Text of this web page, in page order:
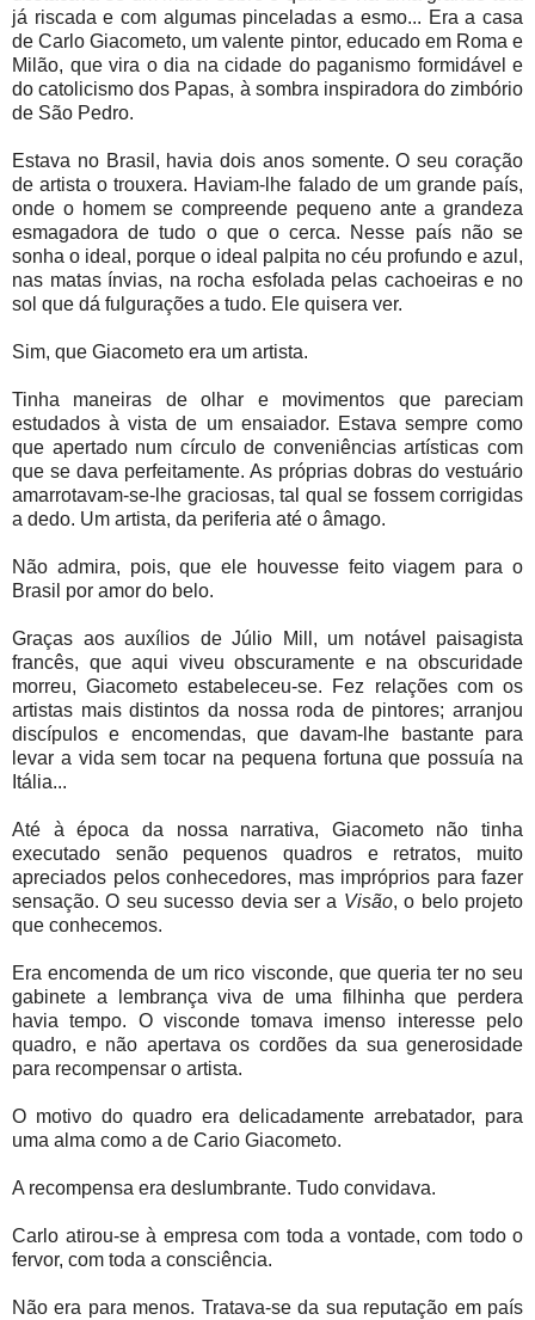
já riscada e com algumas pinceladas a esmo... Era a casa
de Carlo Giacometo, um valente pintor, educado em Roma e
Milão, que vira o dia na cidade do paganismo formidável e
do catolicismo dos Papas, à sombra inspiradora do zimbório
de São Pedro.
Estava no Brasil, havia dois anos somente. O seu coração
de artista o trouxera. Haviam-lhe falado de um grande país,
onde o homem se compreende pequeno ante a grandeza
esmagadora de tudo o que o cerca. Nesse país não se
sonha o ideal, porque o ideal palpita no céu profundo e azul,
nas matas ínvias, na rocha esfolada pelas cachoeiras e no
sol que dá fulgurações a tudo. Ele quisera ver.
Sim, que Giacometo era um artista.
Tinha maneiras de olhar e movimentos que pareciam
estudados à vista de um ensaiador. Estava sempre como
que apertado num círculo de conveniências artísticas com
que se dava perfeitamente. As próprias dobras do vestuário
amarrotavam-se-lhe graciosas, tal qual se fossem corrigidas
a dedo. Um artista, da periferia até o âmago.
Não admira, pois, que ele houvesse feito viagem para o
Brasil por amor do belo.
Graças aos auxílios de Júlio Mill, um notável paisagista
francês, que aqui viveu obscuramente e na obscuridade
morreu, Giacometo estabeleceu-se. Fez relações com os
artistas mais distintos da nossa roda de pintores; arranjou
discípulos e encomendas, que davam-lhe bastante para
levar a vida sem tocar na pequena fortuna que possuía na
Itália...
Até à época da nossa narrativa, Giacometo não tinha
executado senão pequenos quadros e retratos, muito
apreciados pelos conhecedores, mas impróprios para fazer
sensação. O seu sucesso devia ser a Visão, o belo projeto
que conhecemos.
Era encomenda de um rico visconde, que queria ter no seu
gabinete a lembrança viva de uma filhinha que perdera
havia tempo. O visconde tomava imenso interesse pelo
quadro, e não apertava os cordões da sua generosidade
para recompensar o artista.
O motivo do quadro era delicadamente arrebatador, para
uma alma como a de Cario Giacometo.
A recompensa era deslumbrante. Tudo convidava.
Carlo atirou-se à empresa com toda a vontade, com todo o
fervor, com toda a consciência.
Não era para menos. Tratava-se da sua reputação em país